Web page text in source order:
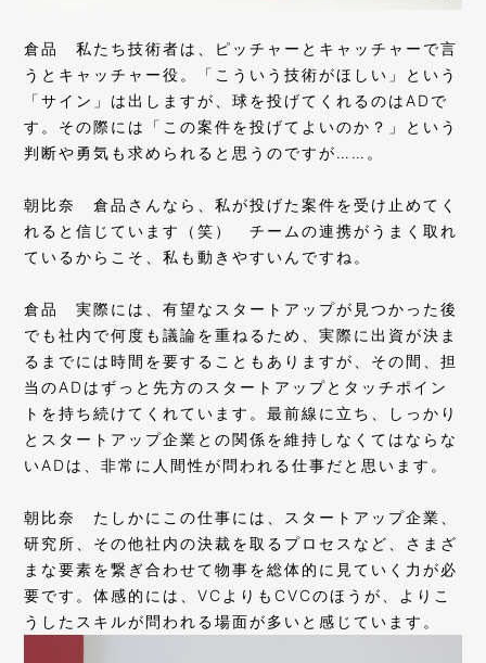
倉品
私たち技術者は、ピッチャーとキャッチャーで言
うとキャッチャー役。「こういう技術がほしい」という
「サイン」は出しますが、球を投げてくれるのはADで
す。その際には「この案件を投げてよいのか？」という
判断や勇気も求められると思うのですが……。
朝比奈
倉品さんなら、私が投げた案件を受け止めてく
れると信じています（笑） チームの連携がうまく取れ
ているからこそ、私も動きやすいんですね。
倉品
実際には、有望なスタートアップが見つかった後
でも社内で何度も議論を重ねるため、実際に出資が決ま
るまでには時間を要することもありますが、その間、担
当のADはずっと先方のスタートアップとタッチポイン
トを持ち続けてくれています。最前線に立ち、しっかり
とスタートアップ企業との関係を維持しなくてはならな
いADは、非常に人間性が問われる仕事だと思います。
朝比奈
たしかにこの仕事には、スタートアップ企業、
研究所、その他社内の決裁を取るプロセスなど、さまざ
まな要素を繋ぎ合わせて物事を総体的に見ていく力が必
要です。体感的には、VCよりもCVCのほうが、よりこ
うしたスキルが問われる場面が多いと感じています。